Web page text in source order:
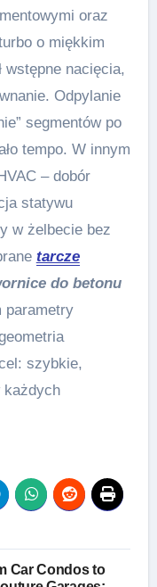
oraz
o miękkim
wstępne nacięcia,
Odpylanie
segmentów po
tempo. W innym
– dobór
statywu
w żelbecie bez
tarcze
do betonu
parametry
szybkie,
każdych
Car Condos to